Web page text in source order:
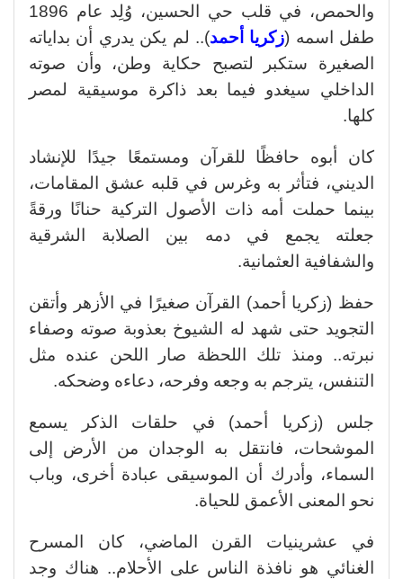
والحمص، في قلب حي الحسين، وُلِد عام 1896
طفل اسمه (زكريا أحمد).. لم يكن يدري أن بداياته
الصغيرة ستكبر لتصبح حكاية وطن، وأن صوته
الداخلي سيغدو فيما بعد ذاكرة موسيقية لمصر
كلها.
كان أبوه حافظًا للقرآن ومستمعًا جيدًا للإنشاد
الديني، فتأثر به وغرس في قلبه عشق المقامات،
بينما حملت أمه ذات الأصول التركية حنانًا ورقةً
جعلته يجمع في دمه بين الصلابة الشرقية
والشفافية العثمانية.
حفظ (زكريا أحمد) القرآن صغيرًا في الأزهر وأتقن
التجويد حتى شهد له الشيوخ بعذوبة صوته وصفاء
نبرته.. ومنذ تلك اللحظة صار اللحن عنده مثل
التنفس، يترجم به وجعه وفرحه، دعاءه وضحكه.
جلس (زكريا أحمد) في حلقات الذكر يسمع
الموشحات، فانتقل به الوجدان من الأرض إلى
السماء، وأدرك أن الموسيقى عبادة أخرى، وباب
نحو المعنى الأعمق للحياة.
في عشرينيات القرن الماضي، كان المسرح
الغنائي هو نافذة الناس على الأحلام.. هناك وجد